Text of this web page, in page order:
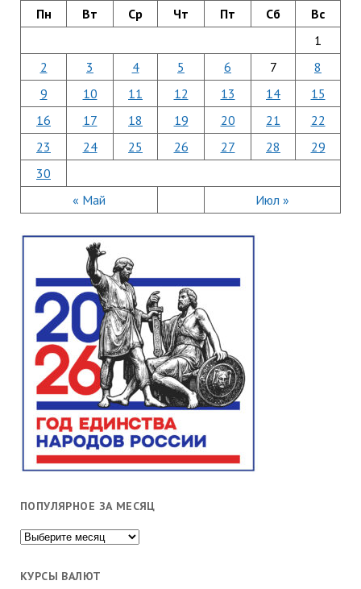
Пн Вт Ср Чт Пт Сб Вс
« Май Июл »
1
2
3 4 5 6 7
8
9
10 11 12 13 14
15
16
17 18 19 20 21
22
23
24 25 26 27 28
29
30
ПОПУЛЯРНОЕ ЗА МЕСЯЦ
Популярное
месяц
КУРСЫ ВАЛЮТ